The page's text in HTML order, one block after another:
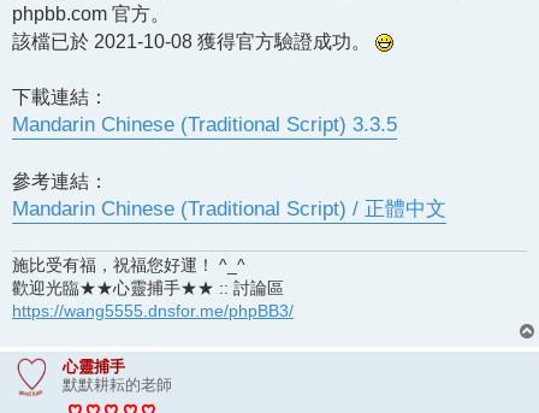
phpbb.com 官方。
該檔已於 2021-10-08 獲得官方驗證成功。
下載連結：
Mandarin Chinese (Traditional Script) 3.3.5
參考連結：
Mandarin Chinese (Traditional Script) / 正體中文
施比受有福，祝福您好運！ ^_^
歡迎光臨★★心靈捕手★★ :: 討論區
https://wang5555.dnsfor.me/phpBB3/
心靈捕手
默默耕耘的老師